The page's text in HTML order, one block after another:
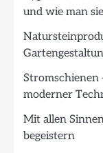
und wie man
Stromschienen
moderner
Mit allen
begeistern